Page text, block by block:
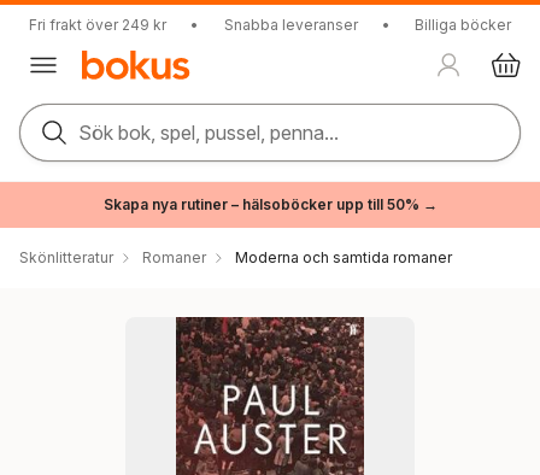
Fri frakt över 249 kr • Snabba leveranser • Billiga böcker
Sök bok, spel, pussel, penna...
Skapa nya rutiner – hälsoböcker upp till 50% →
Skönlitteratur Romaner Moderna och samtida romaner